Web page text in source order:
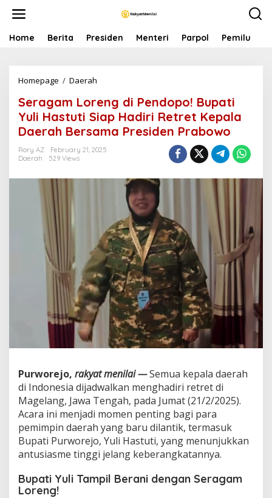
Home Berita Presiden Menteri Parpol Pemilu
Homepage / Daerah
r
a
g
a
m
r
P
n
d
o
p
o
t
i
Y
l
i
H
a
t
u
Seragam Loreng di Pendopo! Bupati
Yuli Hastuti Siap Hadiri Retret Kepala
Daerah Bersama Presiden Prabowo
Rory AZ
February 21, 2025
Daerah
529 Views
Purworejo, rakyat menilai —Semua kepala daerah
di Indonesia dijadwalkan menghadiri retret di
Magelang, Jawa Tengah, pada Jumat (21/2/2025).
Acara ini menjadi momen penting bagi para
pemimpin daerah yang baru dilantik, termasuk
Bupati Purworejo, Yuli Hastuti, yang menunjukkan
antusiasme tinggi jelang keberangkatannya.
Bupati Yuli Tampil Berani dengan Seragam
Loreng!